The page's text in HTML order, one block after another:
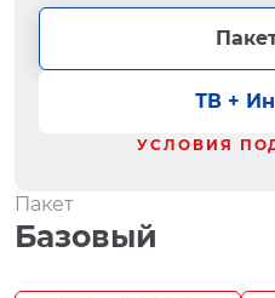
ТВ +
УСЛОВИЯ
Пакет
Базовый